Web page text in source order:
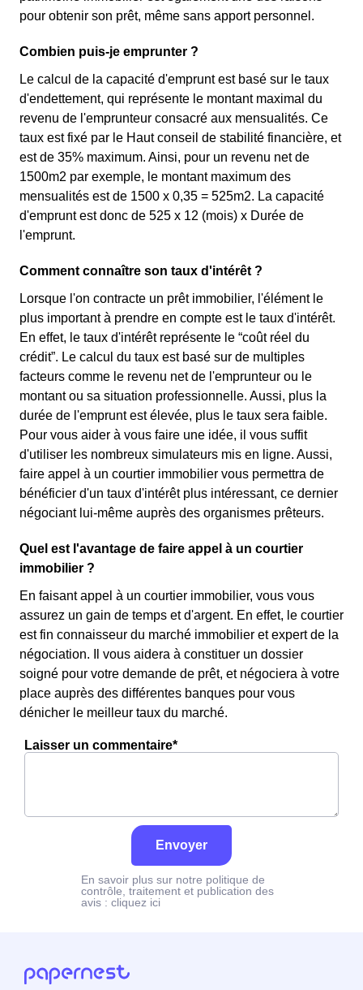
pour obtenir son prêt, même sans apport personnel.
Combien puis-je emprunter ?
Le calcul de la capacité d'emprunt est basé sur le taux
d'endettement, qui représente le montant maximal du
revenu de l'emprunteur consacré aux mensualités. Ce
taux est fixé par le Haut conseil de stabilité financière, et
est de 35% maximum. Ainsi, pour un revenu net de
1500m2 par exemple, le montant maximum des
mensualités est de 1500 x 0,35 = 525m2. La capacité
d'emprunt est donc de 525 x 12 (mois) x Durée de
l'emprunt.
Comment connaître son taux d'intérêt ?
Lorsque l'on contracte un prêt immobilier, l'élément le
plus important à prendre en compte est le taux d'intérêt.
En effet, le taux d'intérêt représente le “coût réel du
crédit”. Le calcul du taux est basé sur de multiples
facteurs comme le revenu net de l'emprunteur ou le
montant ou sa situation professionnelle. Aussi, plus la
durée de l'emprunt est élevée, plus le taux sera faible.
Pour vous aider à vous faire une idée, il vous suffit
d'utiliser les nombreux simulateurs mis en ligne. Aussi,
faire appel à un courtier immobilier vous permettra de
bénéficier d'un taux d'intérêt plus intéressant, ce dernier
négociant lui-même auprès des organismes prêteurs.
Quel est l'avantage de faire appel à un courtier
immobilier ?
En faisant appel à un courtier immobilier, vous vous
assurez un gain de temps et d'argent. En effet, le courtier
est fin connaisseur du marché immobilier et expert de la
négociation. Il vous aidera à constituer un dossier
soigné pour votre demande de prêt, et négociera à votre
place auprès des différentes banques pour vous
dénicher le meilleur taux du marché.
Laisser un commentaire*
Envoyer
En savoir plus sur notre politique de
contrôle, traitement et publication des
avis : cliquez ici